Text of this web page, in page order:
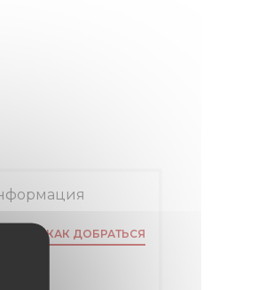
в новом окне))
КАК ДОБРАТЬСЯ